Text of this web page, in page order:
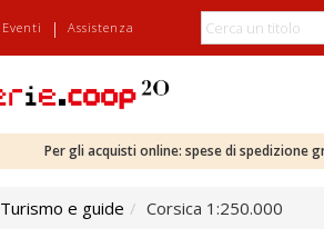
Eventi | Assistenza
Per gli acquisti online: spese di spedizione
Turismo e guide Corsica 1:250.000